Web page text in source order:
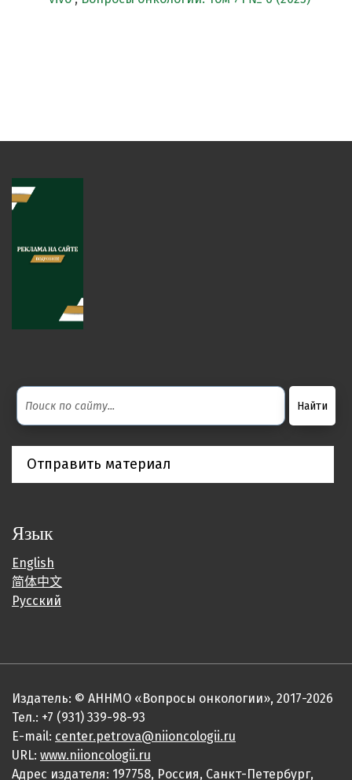
Отправить материал
Язык
English
简体中文
Русский
Издатель: © АННМО «Вопросы онкологии», 2017-2026
Тел.: +7 (931) 339-98-93
E-mail: center.petrova@niioncologii.ru
URL: www.niioncologii.ru
Адрес издателя: 197758, Россия, Санкт-Петербург,